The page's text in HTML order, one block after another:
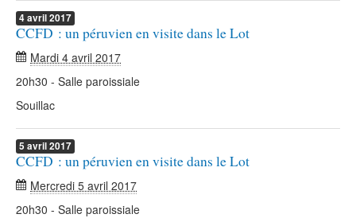
4avril2017
CCFD : un péruvien en visite dans le Lot
Mardi 4 avril 2017
20h30 - Salle paroissiale
Souillac
5 avril2017
CCFD : un péruvien en visite dans le Lot
Mercredi 5 avril 2017
20h30 - Salle paroissiale